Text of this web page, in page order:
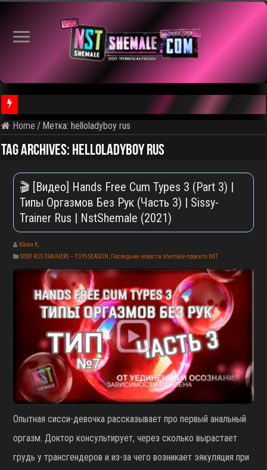
⚠️ Результаты голосования и тема следующего откртытого
Home / Метка:helloladyboy rus
Tag Archives: helloladyboy rus
🎬 [Видео] Hands Free Cum Types 3 (Part 3) |
Типы Оргазмов Без Рук (Часть 3) | Sissy-
Trainer Rus | NstShemale (2021)
Юлия К.
SISSY RUS TRAINERS – TOYS SEASON
Последние новости shemale-проекта NST
Опытная сисси-девочка рассказывает про первый анальный
оргазм. Доктор консультирует, через сколько вырастает
грудь у трансгендеров и из-за чего возникает эякуляция при